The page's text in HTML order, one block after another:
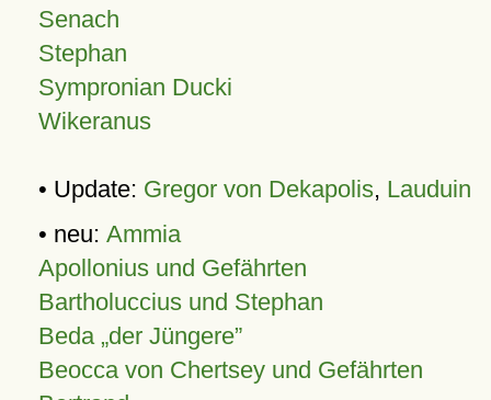
Senach
Stephan
Sympronian Ducki
Wikeranus
• Update: Gregor von Dekapolis, Lauduin
• neu: Ammia
Apollonius und Gefährten
Bartholuccius und Stephan
Beda „der Jüngere”
Beocca von Chertsey und Gefährten